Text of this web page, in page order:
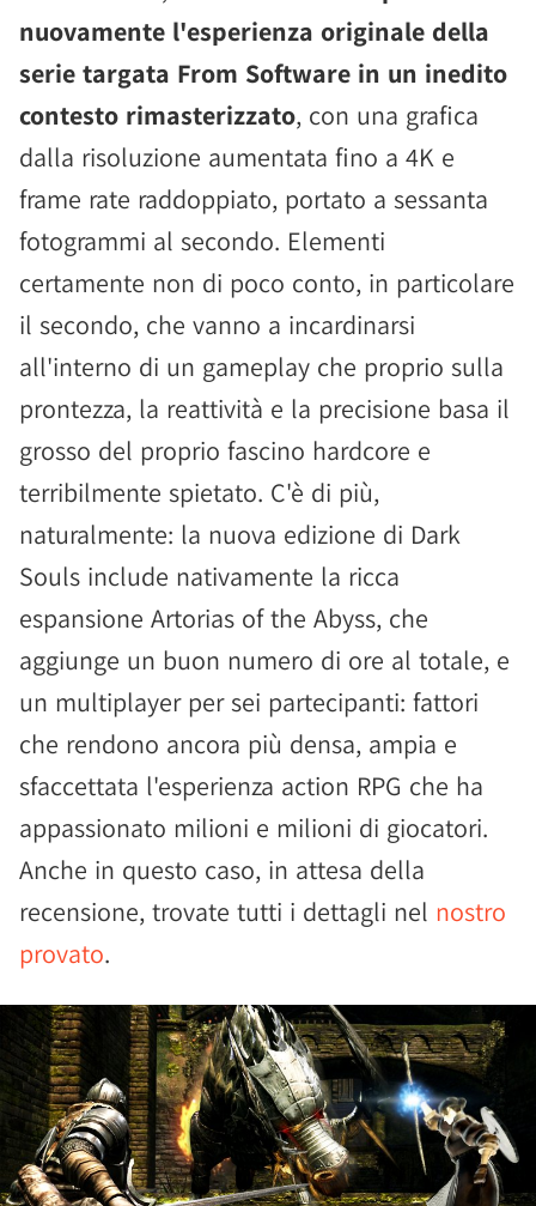
nuovamente l'esperienza originale della
serie targata From Software in un inedito
contesto rimasterizzato, con una grafica
dalla risoluzione aumentata fino a 4K e
frame rate raddoppiato, portato a sessanta
fotogrammi al secondo. Elementi
certamente non di poco conto, in particolare
il secondo, che vanno a incardinarsi
all'interno di un gameplay che proprio sulla
prontezza, la reattività e la precisione basa il
grosso del proprio fascino hardcore e
terribilmente spietato. C'è di più,
naturalmente: la nuova edizione di Dark
Souls include nativamente la ricca
espansione Artorias of the Abyss, che
aggiunge un buon numero di ore al totale, e
un multiplayer per sei partecipanti: fattori
che rendono ancora più densa, ampia e
sfaccettata l'esperienza action RPG che ha
appassionato milioni e milioni di giocatori.
Anche in questo caso, in attesa della
recensione, trovate tutti i dettagli nel nostro
provato.